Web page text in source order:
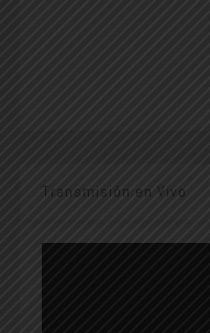
Transmisión en Vivo